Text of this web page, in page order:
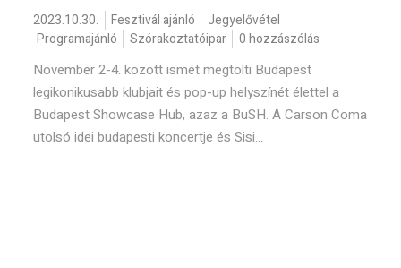
2023.10.30. Fesztivál ajánló
Jegyelővétel
Programajánló
Szórakoztatóipar 0 hozzászólás
November 2-4. között ismét megtölti Budapest
legikonikusabb klubjait és pop-up helyszínét élettel a
Budapest Showcase Hub, azaz a BuSH. A Carson Coma
utolsó idei budapesti koncertje és Sisi...